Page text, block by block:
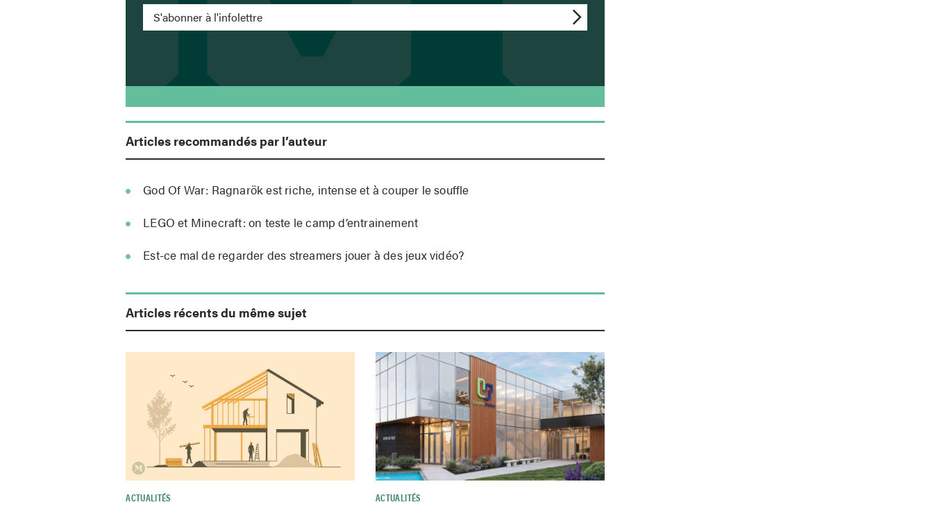
S'abonner à l'infolettre
Articles recommandés par l’auteur
God Of War: Ragnarök est riche, intense et à couper le souffle
LEGO et Minecraft: on teste le camp d’entrainement
Est-ce mal de regarder des streamers jouer à des jeux vidéo?
Articles récents du même sujet
ACTUALITÉS ACTUALITÉS